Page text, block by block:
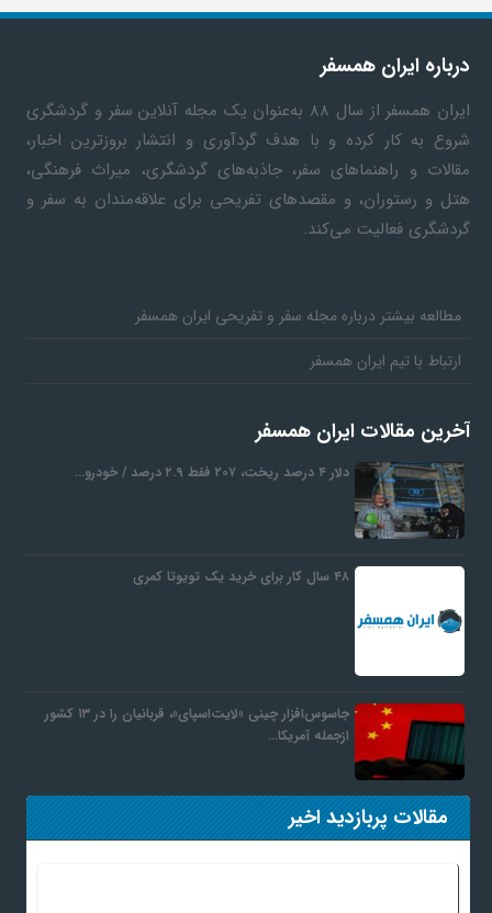
درباره ایران همسفر
ایران همسفر
از سال ۸۸ به‎‌عنوان یک مجله آنلاین سفر و گردشگری
شروع به کار کرده و با هدف گردآوری و انتشار بروزترین اخبار،
مقالات و راهنماهای سفر، جاذبه‌های گردشگری، میراث فرهنگی،
هتل و رستوران، و مقصدهای تفریحی برای علاقه‌مندان به سفر و
گردشگری فعالیت می‌کند.
مطالعه بیشتر درباره مجله سفر و تفریحی ایران همسفر
ارتباط با تیم ایران همسفر
آخرین مقالات ایران همسفر
دلار ۴ درصد ریخت، ۲۰۷ فقط ۲.۹ درصد / خودرو…
۴۸ سال کار برای خرید یک تویوتا کمری
جاسوس‌افزار چینی «لایت‌اسپای»، قربانیان را در ۱۳ کشور
ازجمله آمریکا…
مقالات پربازدید اخیر